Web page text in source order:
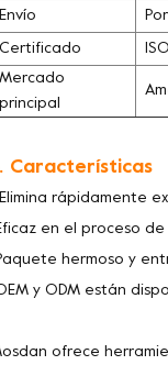
Envío
Certificado
Mercado
principal
Características
rápidamente
en el proceso
hermoso y
y ODM están
ofrece